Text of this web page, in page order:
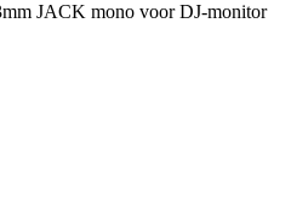
JACK mono voor DJ-monitor